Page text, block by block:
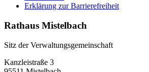
Erklärung zur Barrierefreiheit
Rathaus Mistelbach
Sitz der Verwaltungsgemeinschaft
Kanzleistraße 3